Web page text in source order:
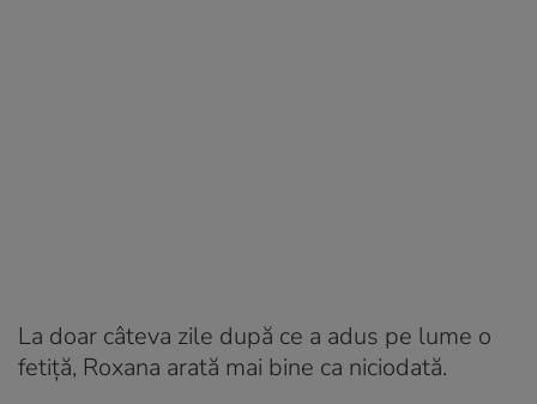
La doar câteva zile după ce a adus pe lume o
fetiță, Roxana arată mai bine ca niciodată.